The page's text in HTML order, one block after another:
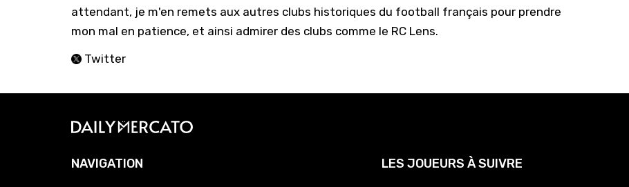
attendant, je m'en remets aux autres clubs historiques du football français pour prendre
mon mal en patience, et ainsi admirer des clubs comme le RC Lens.
Twitter
NAVIGATION LES JOUEURS À SUIVRE